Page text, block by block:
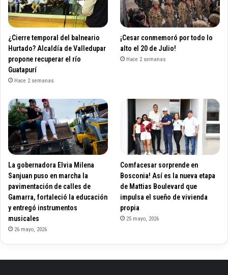
¿Cierre temporal del balneario
Hurtado? Alcaldía de Valledupar
propone recuperar el río
Guatapurí
Hace 2 semanas
¡Cesar conmemoró por todo lo
alto el 20 de Julio!
Hace 2 semanas
La gobernadora Elvia Milena
Sanjuan puso en marcha la
pavimentación de calles de
Gamarra, fortaleció la educación
y entregó instrumentos
musicales
26 mayo, 2026
Comfacesar sorprende en
Bosconia! Así es la nueva etapa
de Mattias Boulevard que
impulsa el sueño de vivienda
propia
25 mayo, 2026